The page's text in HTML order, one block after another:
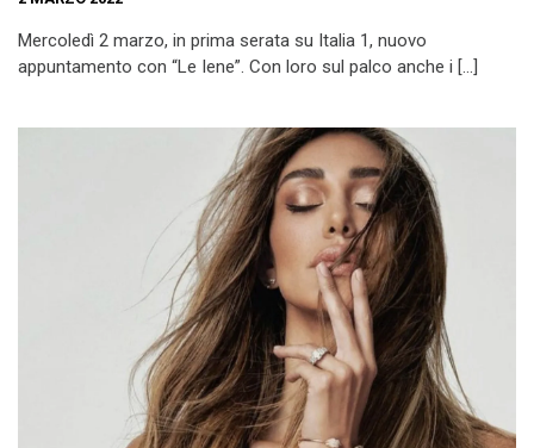
Mercoledì 2 marzo, in prima serata su Italia 1, nuovo
appuntamento con “Le Iene”. Con loro sul palco anche i […]